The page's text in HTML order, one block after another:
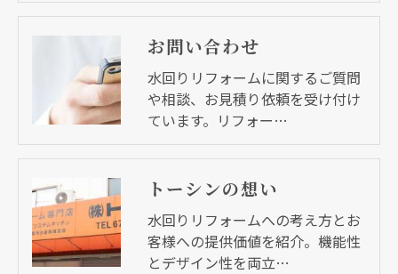
お問い合わせ
水回りリフォームに関するご質問
や相談、お見積り依頼を受け付け
ています。リフォー…
トーシンの想い
水回りリフォームへの考え方とお
客様への提供価値を紹介。機能性
とデザイン性を両立…